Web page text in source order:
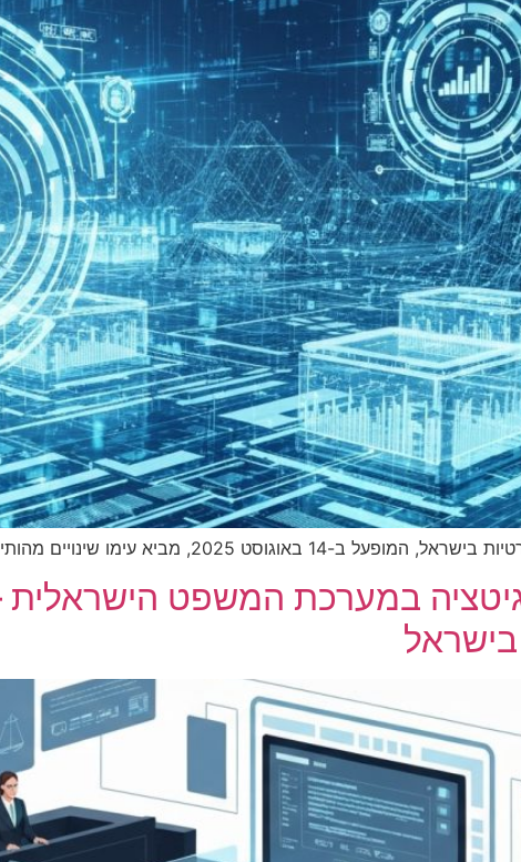
ראשון: בן 70 מת
בסקרי המנדטים: "נפגעת משני העולמות"
שפרצו לבניין עיריית בני ברק
Court halts Knesset
Finance C'ttee doles out money to
במערכת המשפט הישראלית